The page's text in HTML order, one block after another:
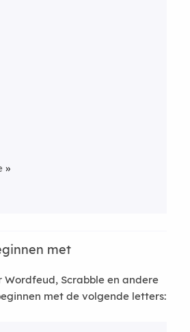
met
Wordfeud, Scrabble en andere
met de volgende letters: